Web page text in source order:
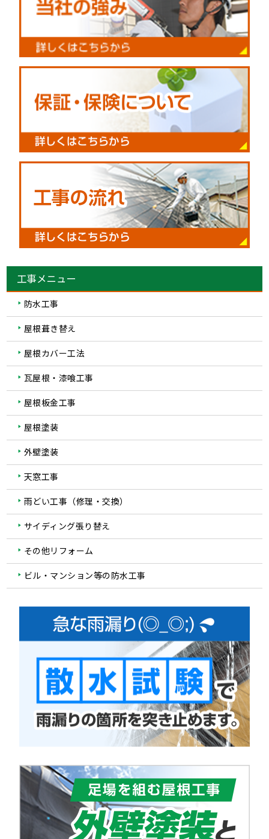
工事メニュー
防水工事
屋根葺き替え
屋根カバー工法
瓦屋根・漆喰工事
屋根板金工事
屋根塗装
外壁塗装
天窓工事
雨どい工事（修理・交換）
サイディング張り替え
その他リフォーム
ビル・マンション等の防水工事